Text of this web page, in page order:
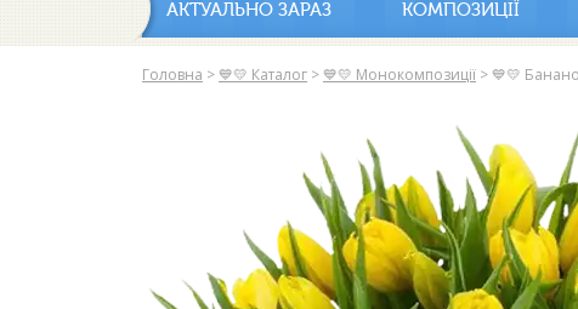
АКТУАЛЬНО ЗАРАЗ КОМПОЗИЦІЇ
Головна > 💙💛 Каталог > 💙💛 Монокомпозиції > 💙💛